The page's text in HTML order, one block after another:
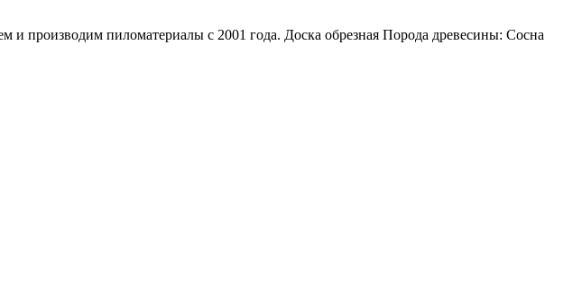
и производим пиломатериалы с 2001 года. Доска обрезная Порода древесины: Сосна